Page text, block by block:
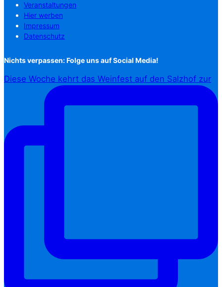
Veranstaltungen
Hier werben
Impressum
Datenschutz
Nichts verpassen: Folge uns auf Social Media!
Diese Woche kehrt das Weinfest auf den Salzhof zur